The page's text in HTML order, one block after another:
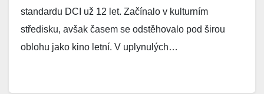
standardu DCI už 12 let. Začínalo v kulturním
středisku, avšak časem se odstěhovalo pod širou
oblohu jako kino letní. V uplynulých…